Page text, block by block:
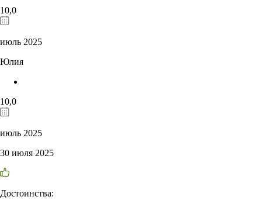
10,0
июль 2025
Юлия
10,0
июль 2025
30 июля 2025
Достоинства: